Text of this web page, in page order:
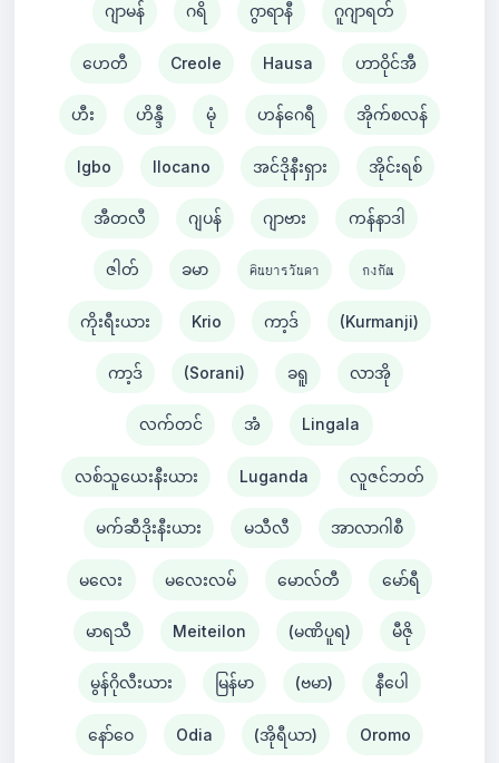
ဂျာမန် ဂရိ ဂွာရာနီ ဂူဂျာရတ်
ဟေတီ Creole Hausa ဟာဝိုင်အီ
ဟီး ဟိန္ဒီ မုံ ဟန်ဂေရီ အိုက်စလန်
Igbo Ilocano အင်ဒိုနီးရှား အိုင်းရစ်
အီတလီ ဂျပန် ဂျာဗား ကန်နာဒါ
ဇါတ် ခမာ คินยารวันดา กงกัณ
ကိုးရီးယား Krio ကာ့ဒ် (Kurmanji)
ကာ့ဒ် (Sorani) ခရူ လာအို
လက်တင် အံ Lingala
လစ်သူယေးနီးယား Luganda လူဇင်ဘတ်
မက်ဆီဒိုးနီးယား မသီလီ အာလာဂါစီ
မလေး မလေးလမ် မောလ်တီ မော်ရီ
မာရသီ Meiteilon (မဏိပူရ) မီဇို
မွန်ဂိုလီးယား မြန်မာ (ဗမာ) နီပေါ
နော်ဝေ Odia (အိုရီယာ) Oromo